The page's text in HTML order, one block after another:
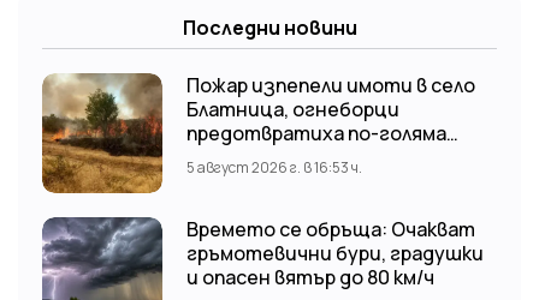
Последни новини
Пожар изпепели имоти в село
Блатница, огнеборци
предотвратиха по-голяма
трагедия
5 август 2026 г. в 16:53 ч.
Времето се обръща: Очакват
гръмотевични бури, градушки
и опасен вятър до 80 км/ч